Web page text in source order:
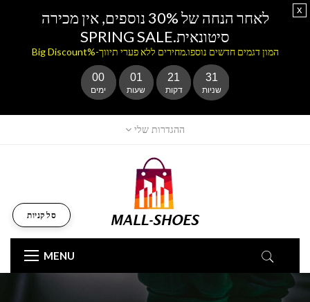
ההגדרות שלי
MENU
סל קניות
לאחר הנחה של 30% נוספים, אין מכירה
סיטונאית.SPRING SALE
המון דגמים חדשים נוספו.מחירים ללא פערי תיווך-%Big Discount
00
ימים
01
שעות
21
דקות
30
שניות
x